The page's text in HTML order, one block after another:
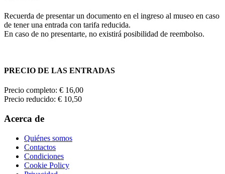
Recuerda de presentar un documento en el ingreso al museo en caso
de tener una entrada con tarifa reducida.
En caso de no presentarte, no existirá posibilidad de reembolso.
PRECIO DE LAS ENTRADAS
Precio completo: € 16,00
Precio reducido: € 10,50
Acerca de
Quiénes somos
Contactos
Condiciones
Cookie Policy